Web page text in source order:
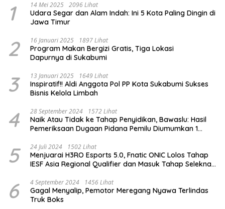
1 14 Mei 2025 2096 Lihat
Udara Segar dan Alam Indah: Ini 5 Kota Paling Dingin di
Jawa Timur
2 16 Januari 2025 1897 Lihat
Program Makan Bergizi Gratis, Tiga Lokasi
Dapurnya di Sukabumi
3 13 Januari 2025 1649 Lihat
Inspiratif!! Aldi Anggota Pol PP Kota Sukabumi Sukses
Bisnis Kelola Limbah
4 28 September 2024 1572 Lihat
Naik Atau Tidak ke Tahap Penyidikan, Bawaslu: Hasil
Pemeriksaan Dugaan Pidana Pemilu Diumumkan 1
5 24 Juli 2024 1502 Lihat
Menjuarai H3RO Esports 5.0, Fnatic ONIC Lolos Tahap
IESF Asia Regional Qualifier dan Masuk Tahap Seleknas
6 4 September 2024 1456 Lihat
Gagal Menyalip, Pemotor Meregang Nyawa Terlindas
Truk Boks